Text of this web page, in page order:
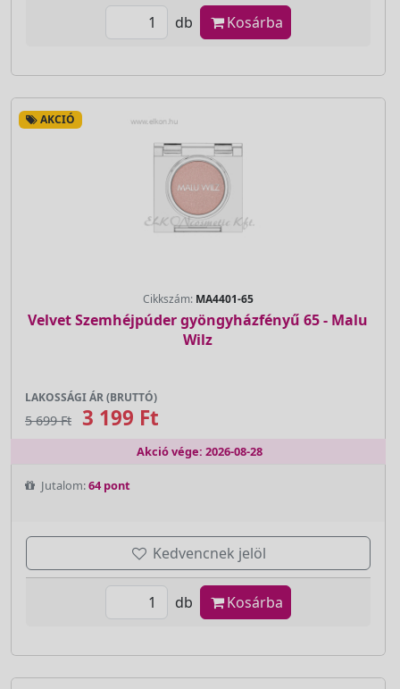
db Kosárba
AKCIÓ
Cikkszám: MA4401-65
Velvet Szemhéjpúder gyöngyházfényű 65 - Malu
Wilz
LAKOSSÁGI ÁR (BRUTTÓ)
5 699 Ft 3 199 Ft
Akció vége: 2026-08-28
Jutalom:64 pont
Kedvencnek jelöl
db Kosárba